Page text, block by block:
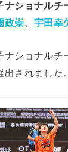
ナショナルチ
政崇、宇田幸
ナショナルチ
出されました。